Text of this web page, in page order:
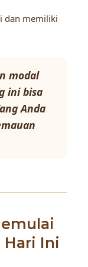
dan memiliki
modal
ini bisa
Anda
Hari Ini